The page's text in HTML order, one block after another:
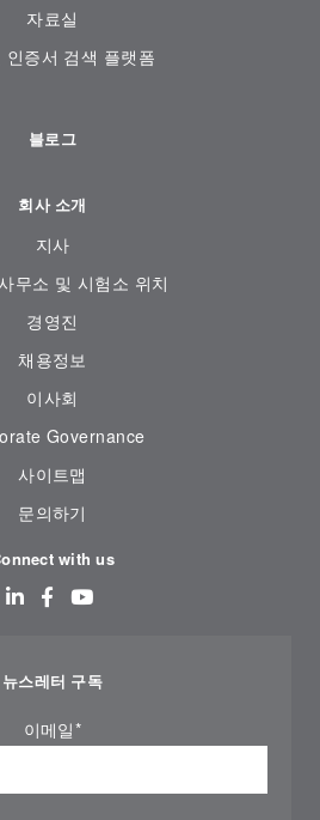
자료실
인증서 검색 플랫폼
블로그
회사 소개
지사
무소 및 시험소 위치
경영진
채용정보
이사회
Governance
사이트맵
문의하기
with us
뉴스레터 구독
이메일*